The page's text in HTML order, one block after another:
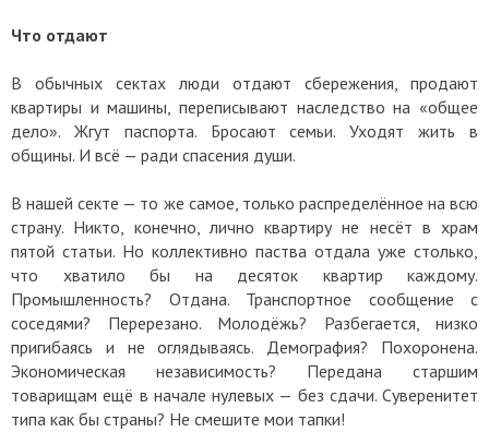
Что отдают
В обычных сектах люди отдают сбережения, продают
квартиры и машины, переписывают наследство на «общее
дело». Жгут паспорта. Бросают семьи. Уходят жить в
общины. И всё — ради спасения души.
В нашей секте — то же самое, только распределённое на всю
страну. Никто, конечно, лично квартиру не несёт в храм
пятой статьи. Но коллективно паства отдала уже столько,
что хватило бы на десяток квартир каждому.
Промышленность? Отдана. Транспортное сообщение с
соседями? Перерезано. Молодёжь? Разбегается, низко
пригибаясь и не оглядываясь. Демография? Похоронена.
Экономическая независимость? Передана старшим
товарищам ещё в начале нулевых — без сдачи. Суверенитет
типа как бы страны? Не смешите мои тапки!